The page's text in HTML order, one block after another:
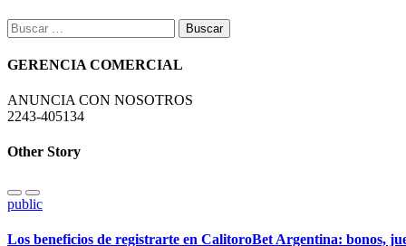
Buscar:
GERENCIA COMERCIAL
ANUNCIA CON NOSOTROS
2243-405134
Other Story
public
Los beneficios de registrarte en CalitoroBet Argentina: bonos,